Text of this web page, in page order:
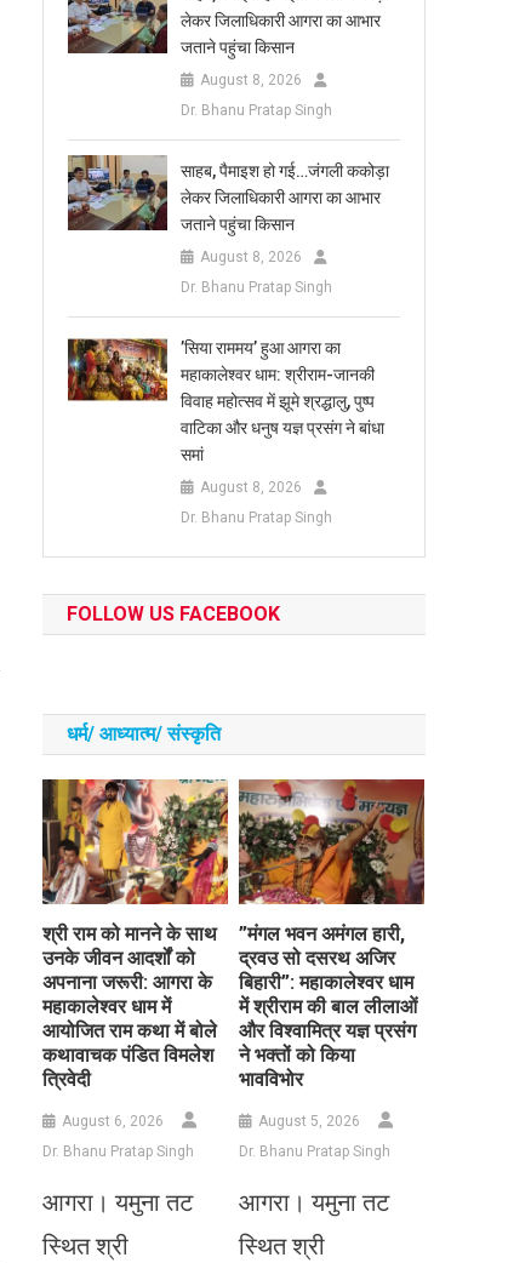
लेकर जिलाधिकारी आगरा का आभार
जताने पहुंचा किसान
August 8, 2026
Dr. Bhanu Pratap Singh
साहब, पैमाइश हो गई…जंगली ककोड़ा
लेकर जिलाधिकारी आगरा का आभार
जताने पहुंचा किसान
August 8, 2026
Dr. Bhanu Pratap Singh
​’सिया राममय’ हुआ आगरा का
महाकालेश्वर धाम: श्रीराम-जानकी
विवाह महोत्सव में झूमे श्रद्धालु, पुष्प
वाटिका और धनुष यज्ञ प्रसंग ने बांधा
समां
August 8, 2026
Dr. Bhanu Pratap Singh
FOLLOW US FACEBOOK
धर्म/ आध्‍यात्‍म/ संस्‍कृति
​श्री राम को मानने के साथ
उनके जीवन आदर्शों को
अपनाना जरूरी: आगरा के
महाकालेश्वर धाम में
आयोजित राम कथा में बोले
कथावाचक पंडित विमलेश
त्रिवेदी
August 6, 2026
Dr. Bhanu Pratap Singh
आगरा। यमुना तट
स्थित श्री
​”मंगल भवन अमंगल हारी,
द्रवउ सो दसरथ अजिर
बिहारी”: महाकालेश्वर धाम
में श्रीराम की बाल लीलाओं
और विश्वामित्र यज्ञ प्रसंग
ने भक्तों को किया
भावविभोर
August 5, 2026
Dr. Bhanu Pratap Singh
आगरा। यमुना तट
स्थित श्री